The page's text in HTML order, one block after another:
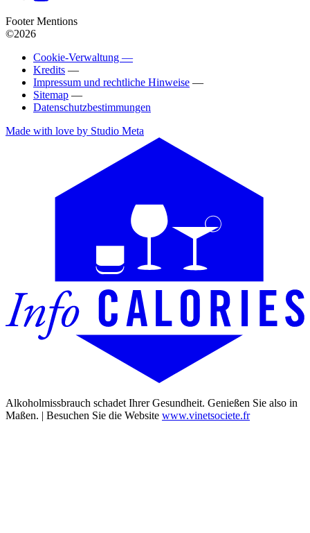
Footer Mentions
©2026
Cookie-Verwaltung —
Kredits —
Impressum und rechtliche Hinweise —
Sitemap —
Datenschutzbestimmungen
Made with love by Studio Meta
Alkoholmissbrauch schadet Ihrer Gesundheit. Genießen Sie also in
Maßen. | Besuchen Sie die Website www.vinetsociete.fr